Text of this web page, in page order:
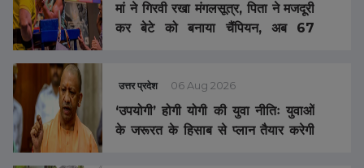
मां ने गिरवी रखा मंगलसूत्र, पिता ने मजदूरी
कर बेटे को बनाया चैंपियन, अब 67
पुरस्कार’ और नौकरी नहीं मिली तो नीलाम
कर दूंगा मेडल
उत्तर प्रदेश 06 Aug 2026
‘उपयोगी’ होगी योगी की युवा नीतिः युवाओं
के जरूरत के हिसाब से प्लान तैयार करेगी